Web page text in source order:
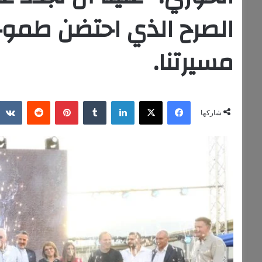
الصرح الذي احتضن
مسيرتنا.
شاركها
فيسبوك ‫X لينكدإن ‏Tumblr بينتيريست
‏Reddit